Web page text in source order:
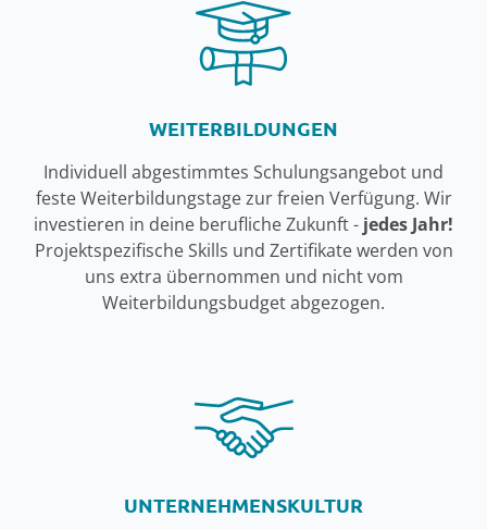
WEITERBILDUNGEN
Individuell abgestimmtes Schulungsangebot und
feste Weiterbildungstage zur freien Verfügung. Wir
investieren in deine berufliche Zukunft - jedes Jahr!
Projektspezifische Skills und Zertifikate werden von
uns extra übernommen und nicht vom
Weiterbildungsbudget abgezogen.
UNTERNEHMENSKULTUR